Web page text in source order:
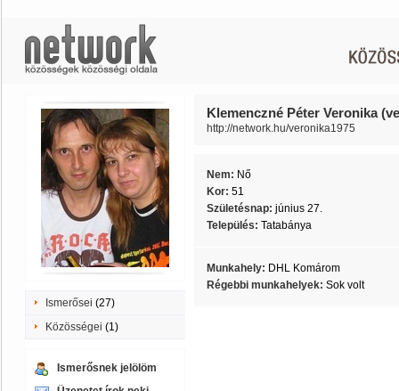
Ismerősei (27)
Közösségei (1)
Ismerősnek jelölöm
Klemenczné Péter Veronika
http://network.hu/veronika1975
Nem: Nő
Kor: 51
Születésnap: június 27.
Település: Tatabánya
Munkahely: DHL Komárom
Régebbi munkahelyek: Sok volt